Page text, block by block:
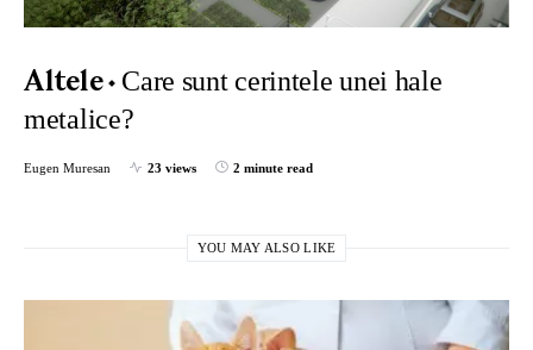
Altele
Care sunt cerintele unei hale
metalice?
Eugen Muresan 23 views 2 minute read
YOU MAY ALSO LIKE